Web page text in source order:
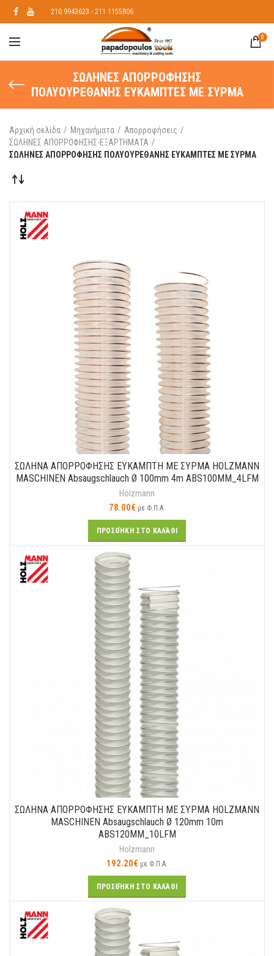
210 9943623 - 211 1155806
0
ΣΩΛΗΝΕΣ ΑΠΟΡΡΟΦΗΣΗΣ
ΠΟΛΥΟΥΡΕΘΑΝΗΣ ΕΥΚΑΜΠΤΕΣ ΜΕ ΣΥΡΜΑ
Αρχική σελίδα Μηχανήματα
Απορροφήσεις
ΣΩΛΗΝΕΣ ΑΠΟΡΡΟΦΗΣΗΣ-ΕΞΑΡΤΗΜΑΤΑ
ΣΩΛΗΝΕΣ ΑΠΟΡΡΟΦΗΣΗΣ ΠΟΛΥΟΥΡΕΘΑΝΗΣ ΕΥΚΑΜΠΤΕΣ ΜΕ ΣΥΡΜΑ
ΣΩΛΗΝΑ ΑΠΟΡΡΟΦΗΣΗΣ ΕΥΚΑΜΠΤΗ ΜΕ ΣΥΡΜΑ HOLZMANN
MASCHINEN Absaugschlauch Ø 100mm 4m ABS100MM_4LFM
Holzmann
78.00€ με Φ.Π.Α.
ΠΡΟΣΘΉΚΗ ΣΤΟ ΚΑΛΆΘΙ
ΣΩΛΗΝΑ ΑΠΟΡΡΟΦΗΣΗΣ ΕΥΚΑΜΠΤΗ ΜΕ ΣΥΡΜΑ HOLZMANN
MASCHINEN Absaugschlauch Ø 120mm 10m
ABS120MM_10LFM
Holzmann
192.20€ με Φ.Π.Α.
ΠΡΟΣΘΉΚΗ ΣΤΟ ΚΑΛΆΘΙ